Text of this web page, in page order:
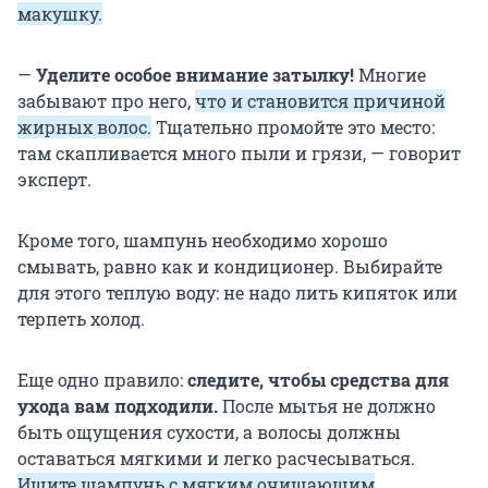
макушку.
— Уделите особое внимание затылку!Многие
забывают про него,что и становится причиной
жирных волос. Тщательно промойте это место:
там скапливается много пыли и грязи, — говорит
эксперт.
Кроме того, шампунь необходимо хорошо
смывать, равно как и кондиционер. Выбирайте
для этого теплую воду: не надо лить кипяток или
терпеть холод.
Еще одно правило:следите, чтобы средства для
ухода вам подходили.После мытья не должно
быть ощущения сухости, а волосы должны
оставаться мягкими и легко расчесываться.